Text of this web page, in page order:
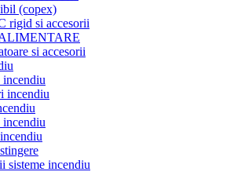
(copex)
rigid si accesorii
si accesorii
incendiu
incendiu
incendiu
sisteme incendiu